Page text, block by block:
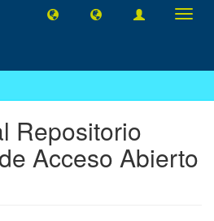
Repositorio
Acceso Abierto